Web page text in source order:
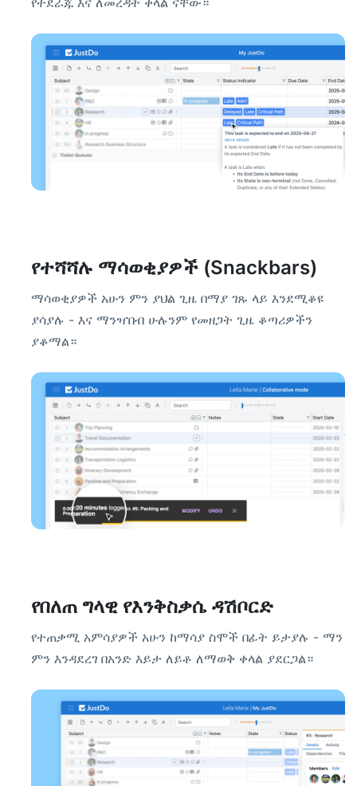
የተሻሻሉ ማሳወቂያዎች (Snackbars)
ማሳወቂያዎች አሁን ምን ያህል ጊዜ በማያ ገጹ ላይ እንደሚቆዩ
ያሳያሉ - እና ማንዣበብ ሁሉንም የመዘጋት ጊዜ ቆጣሪዎችን
ያቆማል።
የበለጠ ግላዊ የእንቅስቃሴ ዳሽቦርድ
የተጠቃሚ አምሳያዎች አሁን ከማሳያ ስሞች በፊት ይታያሉ - ማን
ምን እንዳደረገ በአንድ እይታ ለይቶ ለማወቅ ቀላል ያደርጋል።